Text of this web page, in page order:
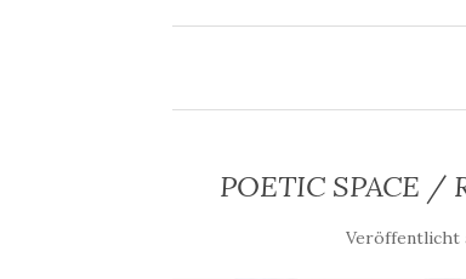
POETIC SPACE /
Veröffentlicht